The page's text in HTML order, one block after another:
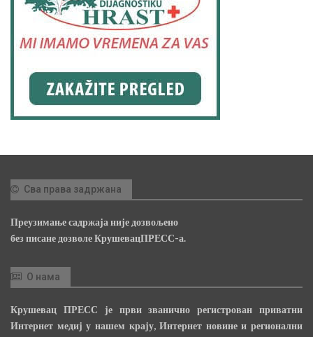
Сва права задржана
Преузимање садржаја није дозвољено
без писане дозволе КрушевацПРЕСС-а.
О нама
Крушевац ПРЕСС је први званично регистрован приватни
Интернет медиј у нашем крају, Интернет новине и регионални